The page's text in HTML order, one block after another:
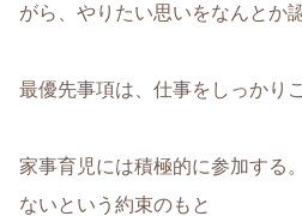
がら、やりたい思いをなんとか
最優先事項は、仕事をしっかり
家事育児には積極的に参加する
ないという約束のもと